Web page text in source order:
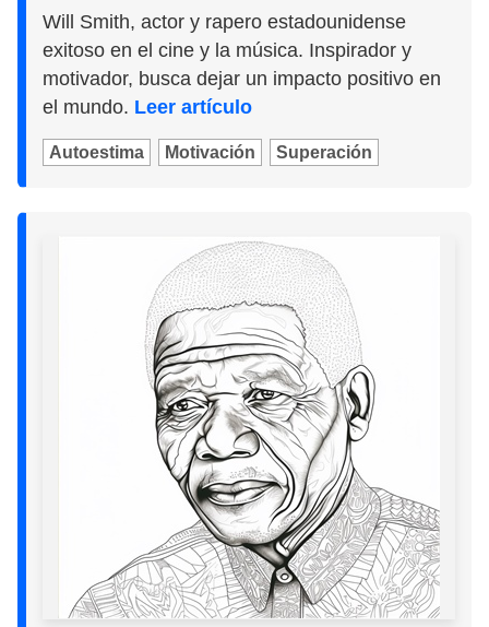
Will Smith, actor y rapero estadounidense
exitoso en el cine y la música. Inspirador y
motivador, busca dejar un impacto positivo en
el mundo. Leer artículo
Autoestima Motivación Superación